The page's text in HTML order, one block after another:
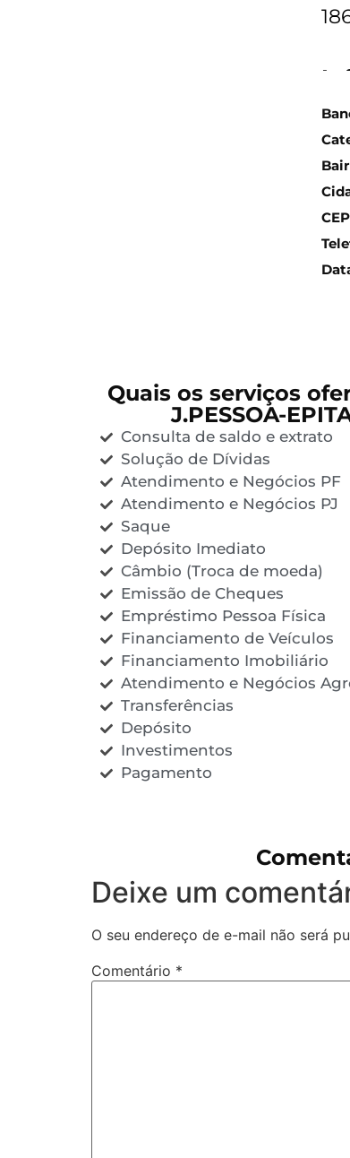
CEP
Quais os serviços
J.PESSOA-
Consulta de saldo e extrato
Solução de Dívidas
Atendimento e Negócios PF
Atendimento e Negócios PJ
Saque
Depósito Imediato
Câmbio (Troca de moeda)
Emissão de Cheques
Empréstimo Pessoa Física
Financiamento de Veículos
Financiamento Imobiliário
Atendimento e Negócios
Transferências
Depósito
Investimentos
Pagamento
Deixe um
O seu endereço de e-mail não será
Comentário *